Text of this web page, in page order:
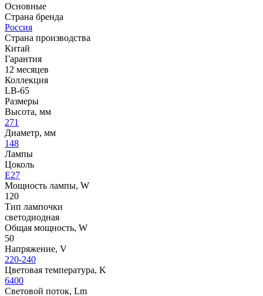
Основные
Страна бренда
Россия
Страна производства
Китай
Гарантия
12 месяцев
Коллекция
LB-65
Размеры
Высота, мм
271
Диаметр, мм
148
Лампы
Цоколь
E27
Мощность лампы, W
120
Тип лампочки
светодиодная
Общая мощность, W
50
Напряжение, V
220-240
Цветовая температура, K
6400
Световой поток, Lm